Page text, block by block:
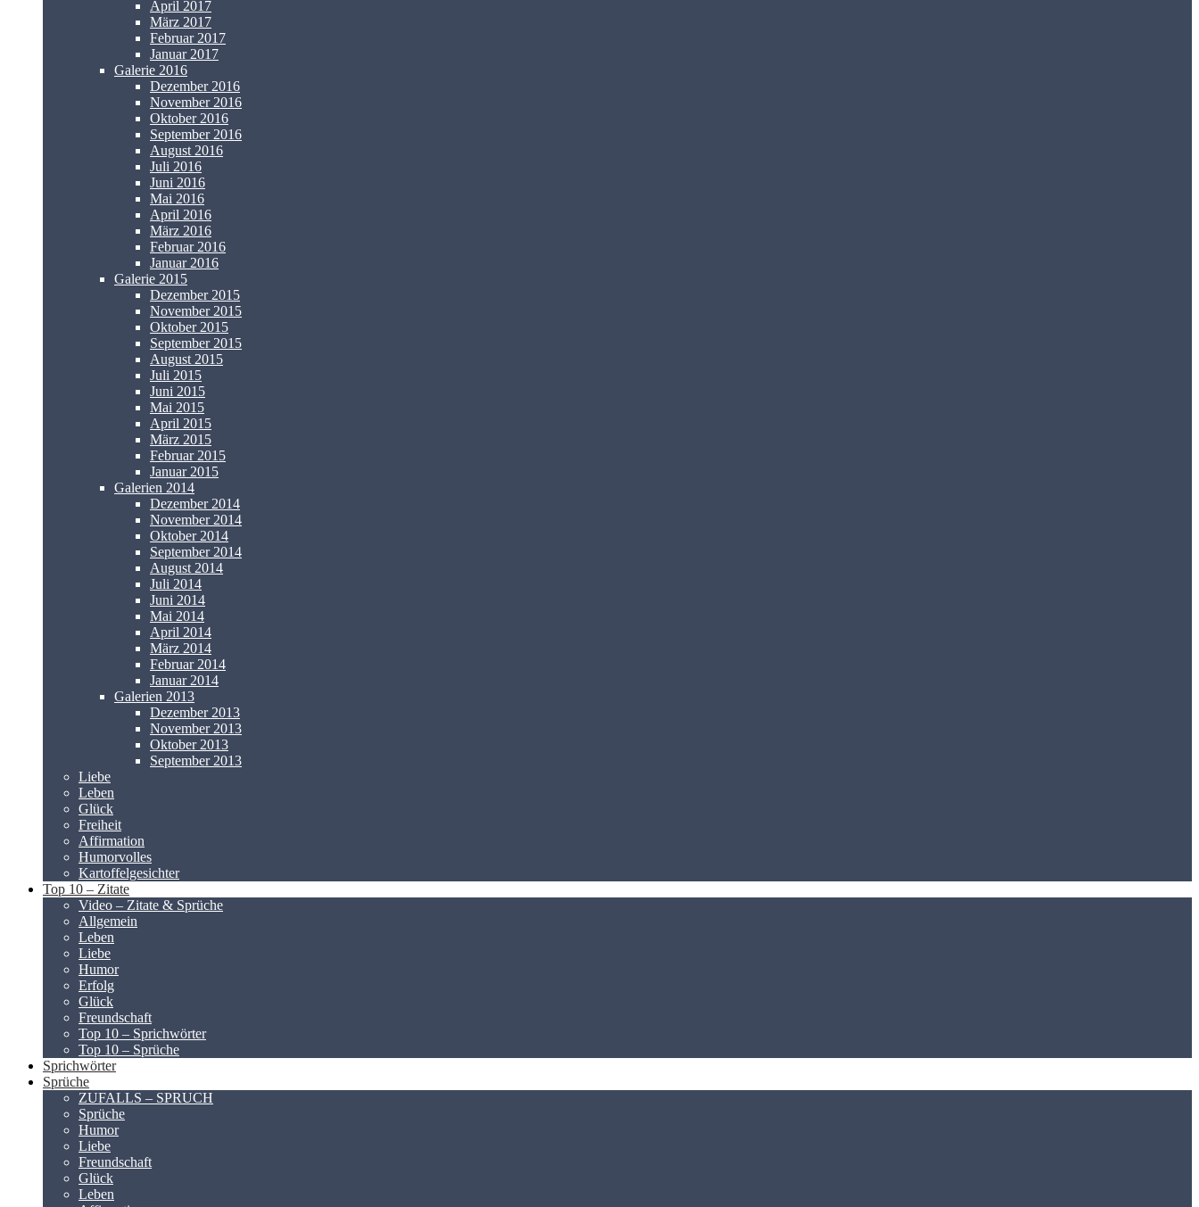
April 2017
März 2017
Februar 2017
Januar 2017
Galerie 2016
Dezember 2016
November 2016
Oktober 2016
September 2016
August 2016
Juli 2016
Juni 2016
Mai 2016
April 2016
März 2016
Februar 2016
Januar 2016
Galerie 2015
Dezember 2015
November 2015
Oktober 2015
September 2015
August 2015
Juli 2015
Juni 2015
Mai 2015
April 2015
März 2015
Februar 2015
Januar 2015
Galerien 2014
Dezember 2014
November 2014
Oktober 2014
September 2014
August 2014
Juli 2014
Juni 2014
Mai 2014
April 2014
März 2014
Februar 2014
Januar 2014
Galerien 2013
Dezember 2013
November 2013
Oktober 2013
September 2013
Liebe
Leben
Glück
Freiheit
Affirmation
Humorvolles
Kartoffelgesichter
Top 10 – Zitate
Video – Zitate & Sprüche
Allgemein
Leben
Liebe
Humor
Erfolg
Glück
Freundschaft
Top 10 – Sprichwörter
Top 10 – Sprüche
Sprichwörter
Sprüche
ZUFALLS – SPRUCH
Sprüche
Humor
Liebe
Freundschaft
Glück
Leben